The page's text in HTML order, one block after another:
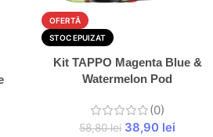
OFERTĂ
STOC EPUIZAT
Kit TAPPO Magenta Blue &
Watermelon Pod
(0)
58,80lei 38,90 lei